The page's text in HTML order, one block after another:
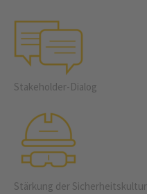
Stakeholder-Dialog
Stärkung der Sicherheits­kultur